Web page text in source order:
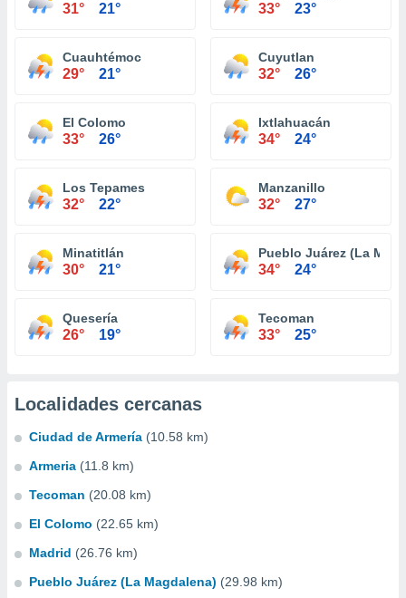
31° 21° 33° 23°
Cuauhtémoc
29° 21°
Cuyutlan
32° 26°
El Colomo
33° 26°
Ixtlahuacán
34° 24°
Los Tepames
32° 22°
Manzanillo
32° 27°
Minatitlán
30° 21°
Pueblo Juárez (La
34° 24°
Quesería
26° 19°
Tecoman
33° 25°
Localidades cercanas
Ciudad de Armería (10.58 km)
Armeria (11.8 km)
Tecoman (20.08 km)
El Colomo (22.65 km)
Madrid (26.76 km)
Pueblo Juárez (La Magdalena) (29.98 km)